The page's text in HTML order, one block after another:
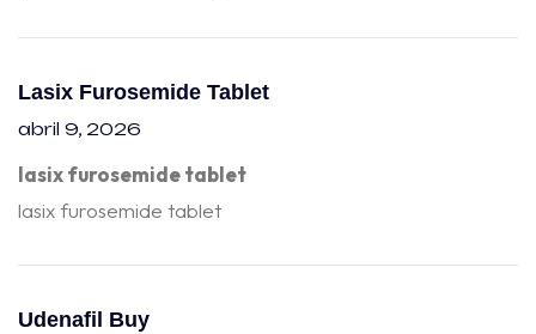
Lasix Furosemide Tablet
abril 9, 2026
lasix furosemide tablet
lasix furosemide tablet
Udenafil Buy